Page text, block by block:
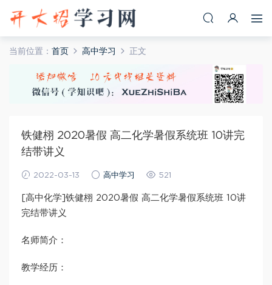
当前位置： 首页 高中学习 正文
铁健栩 2020暑假 高二化学暑假系统班 10讲完
结带讲义
2022-03-13 高中学习 521
[高中化学]铁健栩 2020暑假 高二化学暑假系统班 10讲
完结带讲义
名师简介：
教学经历：